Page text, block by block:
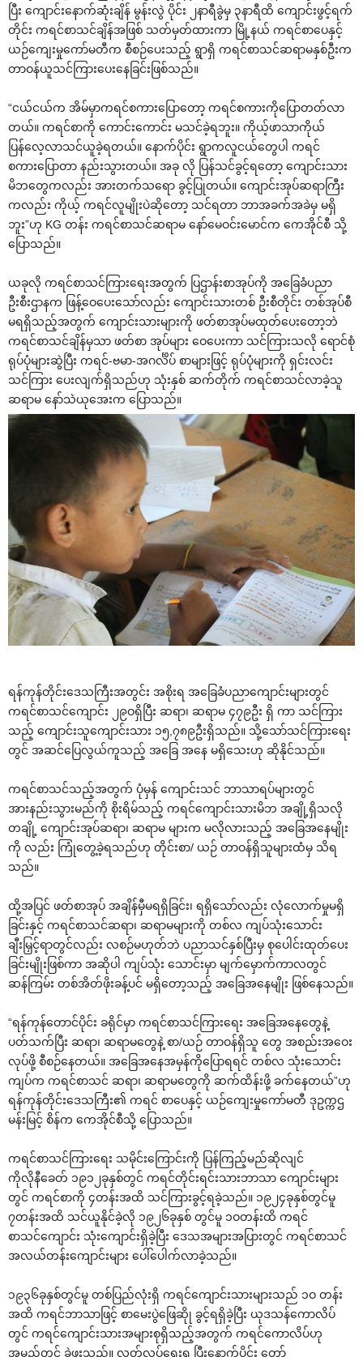
ပြီး ‌ကျောင်း‌နောက်ဆုံးချိန် မွန်းလွဲ ပိုင်း ၂နာရီခွဲမှ ၃နာရီထိ ‌ကျောင်းဖွင့်ရက်
တိုင်း ကရင်စာသင်ချိန်အဖြစ် သတ်မှတ်ထားကာ မြို့နယ် ကရင်စာ‌ပေနှင့်
ယဉ်‌ကျေးမှု‌ကော်မတီက စီစဉ်‌ပေးသည့် ရွာရှိ ကရင်စာသင်ဆရာမနှစ်ဦးက
တာဝန်ယူသင်ကြား‌ပေး‌နေခြင်းဖြစ်သည်။
“ငယ်ငယ်က အိမ်မှာကရင်စကား‌ပြော‌တော့ ကရင်စကားကို‌ပြောတတ်လာ
တယ်။ ကရင်စာကို ‌ကောင်း‌ကောင်း မသင်ခဲ့ရဘူး။ ကိုယ့်ဖာသာကိုယ်
ပြန်‌လေ့လာသင်ယူခဲ့ရတယ်။ ‌နောက်ပိုင်း ရွာကလူငယ်‌တွေပါ ကရင်
စကား‌ပြောတာ နည်းသွားတယ်။ အခု လို ပြန်သင်ခွင့်ရ‌တော့ ‌ကျောင်းသား
မိဘ‌တွေကလည်း အားတက်သ‌ရော ခွင့်ပြုတယ်။ ‌ကျောင်းအုပ်ဆရာကြီး
ကလည်း ကိုယ့် ကရင်လူမျိုးပဲဆို‌တော့ သင်ရတာ ဘာအခက်အခဲမှ မရှိ
ဘူး”ဟု KG တန်း ကရင်စာသင်ဆရာမ ‌နော်‌မေဝင်း‌မောင်က ‌ကေအိုင်စီ သို့
‌ပြောသည်။
ယခုလို ကရင်စာသင်ကြား‌ရေးအတွက် ပြဌာန်းစာအုပ်ကို အ‌ခြေခံပညာ
ဦးစီးဌာနက ဖြန့်‌ဝေ‌ပေး‌သော်လည်း ‌ကျောင်းသားတစ် ဦးစီတိုင်း တစ်အုပ်စီ
မရရှိသည့်အတွက် ‌ကျောင်းသားများကို ဖတ်စာအုပ်မထုတ်‌ပေး‌တော့ဘဲ
ကရင်စာသင်ချိန်မှသာ ဖတ်စာ အုပ်များ ‌ဝေ‌ပေးကာ သင်ကြားသလို ‌ရောင်စုံ
ရုပ်ပုံများဆွဲပြီး ကရင်-ဗမာ-အဂင်္လိပ် စာများဖြင့် ရုပ်ပုံများကို ရှင်းလင်း
သင်ကြား ‌ပေးလျက်ရှိသည်ဟု သုံးနှစ် ဆက်တိုက် ကရင်စာသင်လာခဲ့သူ
ဆရာမ ‌နော်သဲယု‌အေးက ‌ပြောသည်။
ရန်ကုန်တိုင်း‌ဒေသကြီးအတွင်း အစိုးရ အ‌ခြေခံပညာ‌ကျောင်းများတွင်
ကရင်စာသင်‌ကျောင်း ၂၉ဝရှိပြီး ဆရာ၊ ဆရာမ ၄၇၉ဦး ရှိ ကာ သင်ကြား
သည့် ‌ကျောင်းသူ‌ကျောင်းသား ၁၅,၇၈၉ဦးရှိသည်။ သို့‌သော်သင်ကြား‌ရေး
တွင် အဆင်‌ပြေလွယ်ကူသည့် အ‌ခြေ အ‌နေ မရှိ‌သေးဟု ဆိုနိုင်သည်။
ကရင်စာသင်သည့်အတွက် ပုံမှန် ‌ကျောင်းသင် ဘာသာရပ်များတွင်
အားနည်းသွားမည်ကို စိုးရိမ်သည့် ကရင်‌ကျောင်းသားမိဘ အချို့ရှိသလို
တချို့ ‌ကျောင်းအုပ်ဆရာ၊ ဆရာမ များက မလိုလားသည့် အ‌ခြေအ‌နေမျိုး
ကို လည်း ကြုံ‌တွေ့ခဲ့ရသည်ဟု တိုင်းစာ/ ယဉ် တာဝန်ရှိသူများထံမှ သိရ
သည်။
ထို့အပြင် ဖတ်စာအုပ် အချိန်မှီမရရှိခြင်း၊ ရရှိ‌သော်လည်း လုံ‌လောက်မှုမရှိ
ခြင်းနှင့် ကရင်စာသင်ဆရာ၊ ဆရာမများကို တစ်လ ကျပ်သုံး‌သောင်း
ချီးမြှင့်ရာတွင်လည်း လစဉ်မဟုတ်ဘဲ ပညာသင်နှစ်ပြီးမှ စု‌ပေါင်းထုတ်‌ပေး
ခြင်းမျိုးဖြစ်ကာ အဆိုပါ ကျပ်သုံး ‌သောင်းမှာ မျက်‌မှောက်ကာလတွင်
ဆန်ကြမ်း တစ်အိတ်ဖိုးခန့်ပင် မရှိ‌တော့သည့် အ‌ခြေအ‌နေမျိုး ဖြစ်‌နေသည်။
“ရန်ကုန်‌တောင်ပိုင်း ခရိုင်မှာ ကရင်စာသင်ကြား‌ရေး အ‌ခြေအ‌နေ‌တွေနဲ့
ပတ်သက်ပြီး ဆရာ၊ ဆရာမ‌တွေနဲ့ စာ/ယဉ် တာဝန်ရှိသူ ‌တွေ အစည်းအ‌ဝေး
လုပ်ဖို့ စီစဉ်‌နေတယ်။ အ‌ခြေအ‌နေအမှန်ကို‌ပြောရရင် တစ်လ သုံး‌သောင်း
ကျပ်က ကရင်စာသင် ဆရာ၊ ဆရာမ‌တွေကို ဆက်ထိန်းဖို့ ခက်‌နေတယ်”ဟု
ရန်ကုန်တိုင်း‌ဒေသကြီး၏ ကရင် စာ‌ပေနှင့် ယဉ်‌ကျေးမှု‌ကော်မတီ ဒုဥက္ကဌ
မန်းမြင့် စိန်က ‌ကေအိုင်စီသို့ ‌ပြောသည်။
ကရင်စာသင်ကြား‌ရေး သမိုင်း‌ကြောင်းကို ပြန်ကြည့်မည်ဆိုလျင်
ကိုလိုနီ‌ခေတ် ၁၉၁၂ခုနှစ်တွင် ကရင်တိုင်းရင်းသားဘာသာ ‌ကျောင်းများ
တွင် ကရင်စာကို ၄တန်းအထိ သင်ကြားခွင့်ရခဲ့သည်။ ၁၉၂၄ခုနှစ်တွင်မူ
၇တန်းအထိ သင်ယူနိုင်ခဲ့လို ၁၉၂၆ခုနှစ် တွင်မူ ၁ဝတန်းထိ ကရင်
စာသင်‌ကျောင်း သုံး‌ကျောင်းရှိခဲ့ပြီး ‌ဒေသအများအပြားတွင် ကရင်စာသင်
အလယ်တန်း‌ကျောင်းများ ‌ပေါ်‌ပေါက်လာခဲ့သည်။
၁၉၃၆ခုနှစ်တွင်မူ တစ်ပြည်လုံးရှိ ကရင်‌ကျောင်းသားများသည် ၁ဝ တန်း
အထိ ကရင်ဘာသာဖြင့် စာ‌မေးပွဲ‌ဖြေဆိုု ခွင့်ရရှိခဲ့ပြီး ယုဒသန်‌ကောလိပ်
တွင် ကရင်‌ကျောင်းသားအများစုရှိသည့်အတွက် ကရင်‌ကောလိပ်ဟု
အမည်တွင် ခဲ့ဖူးသည်။ လွတ်လပ်‌ရေးရ ပြီး‌နောက်ပိုင်း ‌တော်